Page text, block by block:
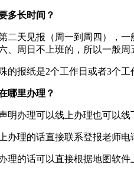
多长时间？
二天见报（周一到周四），
、周日不上班的，所以一般
的报纸是2个工作日或者3个
哪里办理？
明办理可以线上办理也可以
办理的话直接联系登报老师电
理的话可以直接根据地图软